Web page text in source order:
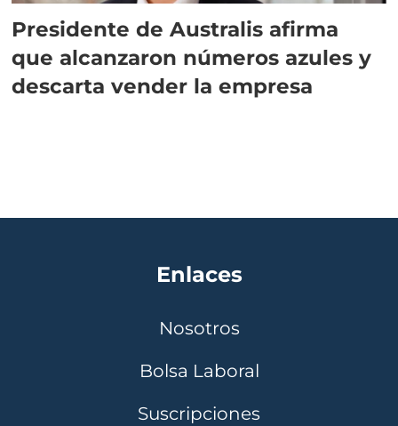
Presidente de Australis afirma
que alcanzaron números azules y
descarta vender la empresa
Enlaces
Nosotros
Bolsa Laboral
Suscripciones